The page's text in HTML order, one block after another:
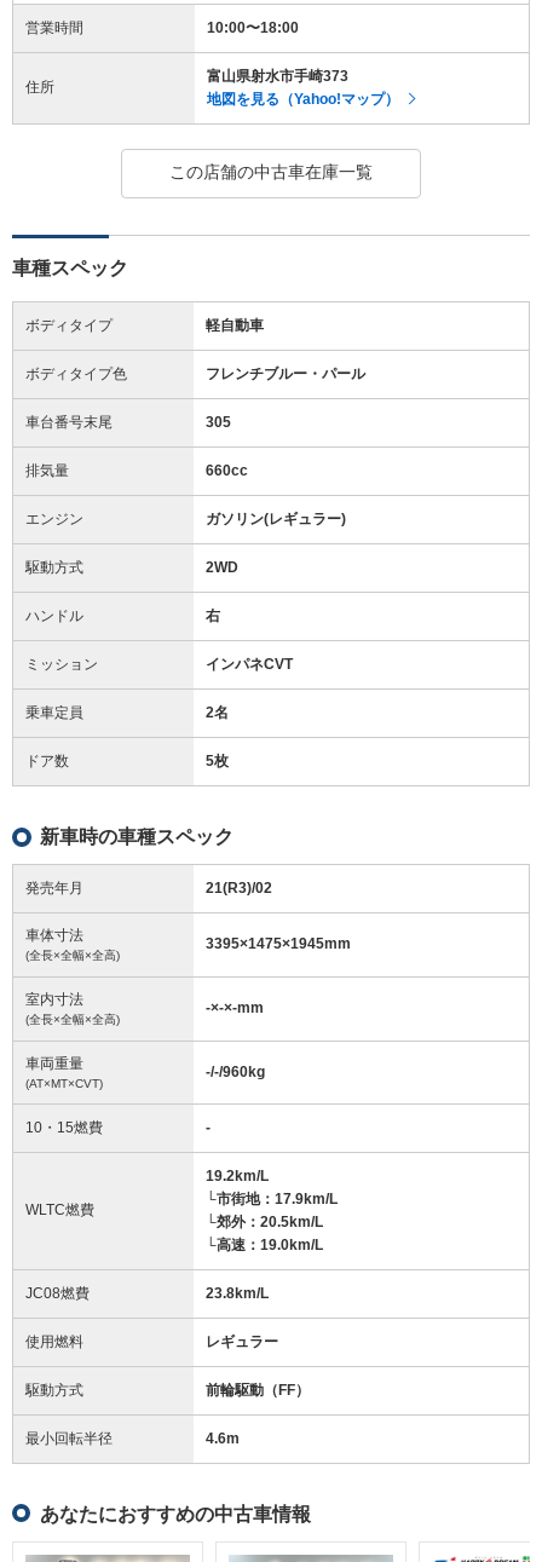
営業時間 10:00〜18:00
住所
富山県射水市手崎373
地図を見る（Yahoo!マップ）
この店舗の中古車在庫一覧
車種スペック
ボディタイプ 軽自動車
ボディタイプ色 フレンチブルー・パール
車台番号末尾 305
排気量 660cc
エンジン ガソリン(レギュラー)
駆動方式 2WD
ハンドル 右
ミッション インパネCVT
乗車定員 2名
ドア数 5枚
新車時の車種スペック
発売年月 21(R3)/02
車体寸法
(全長×全幅×全高)
3395×1475×1945mm
室内寸法
(全長×全幅×全高)
-×-×-mm
車両重量
(AT×MT×CVT)
-/-/960kg
10・15燃費 -
WLTC燃費
19.2km/L
└市街地：17.9km/L
└郊外：20.5km/L
└高速：19.0km/L
JC08燃費 23.8km/L
使用燃料 レギュラー
駆動方式 前輪駆動（FF）
最小回転半径 4.6m
あなたにおすすめの中古車情報